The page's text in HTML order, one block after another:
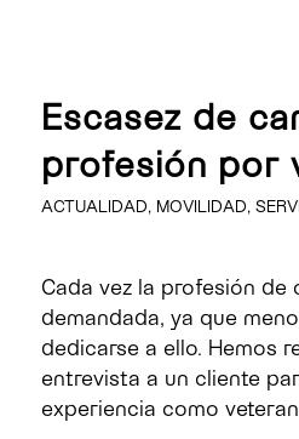
Escasez de
profesión por
ACTUALIDAD, MOVILIDAD,
Cada vez la profesión de
demandada, ya que
dedicarse a ello. Hemos
entrevista a un cliente
experiencia como